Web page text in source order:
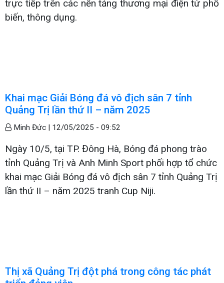
trực tiếp trên các nền tảng thương mại điện tử phổ
biến, thông dụng.
Khai mạc Giải Bóng đá vô địch sân 7 tỉnh
Quảng Trị lần thứ II – năm 2025
Minh Đức | 12/05/2025 - 09:52
Ngày 10/5, tại TP. Đông Hà, Bóng đá phong trào
tỉnh Quảng Trị và Anh Minh Sport phối hợp tổ chức
khai mạc Giải Bóng đá vô địch sân 7 tỉnh Quảng Trị
lần thứ II – năm 2025 tranh Cup Niji.
Thị xã Quảng Trị đột phá trong công tác phát